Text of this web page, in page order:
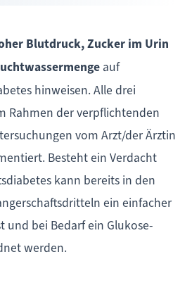
Blutdruck, Zucker im Urin
auf
hinweisen. Alle drei
Rahmen der verpflichtenden
vom Arzt/der Ärztin
Besteht ein Verdacht
kann bereits in den
ein einfacher
und bei Bedarf ein Glukose-
werden.